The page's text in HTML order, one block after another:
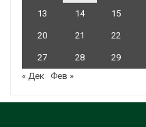
13 14 15
20 21 22
27 28 29
« Дек Фев »